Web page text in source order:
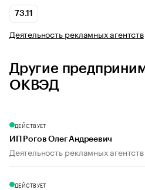
73.11
Деятельность рекламных агентств
Другие
ОКВЭД
ДЕЙСТВУЕТ
ИП Рогов Олег Андреевич
Деятельность рекламных агентств
ДЕЙСТВУЕТ